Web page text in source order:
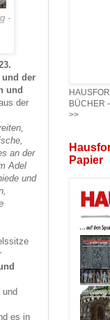
-
und der
und
der
an der
Adel
und
und
es in
BÜCHER
>>
Papier